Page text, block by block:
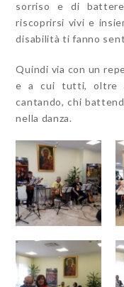
sorriso e di
riscoprirsi vivi e
disabilità ti fanno
Quindi via con un
e a cui tutti, oltre
cantando, chi
nella danza.